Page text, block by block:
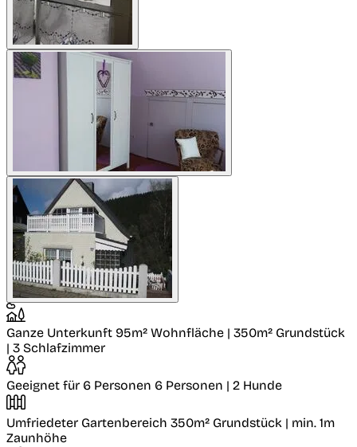
Ganze Unterkunft 95m² Wohnfläche | 350m² Grundstück
| 3 Schlafzimmer
Geeignet für 6 Personen 6 Personen | 2 Hunde
Umfriedeter Gartenbereich 350m² Grundstück | min. 1m
Zaunhöhe